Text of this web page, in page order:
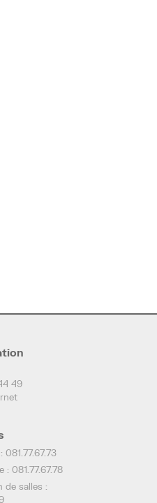
49
081.77.67.73
: 081.77.67.78
de salles :